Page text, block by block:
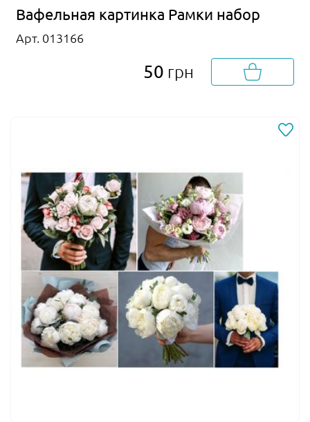
Вафельная картинка Рамки набор
Арт. 013166
50 грн